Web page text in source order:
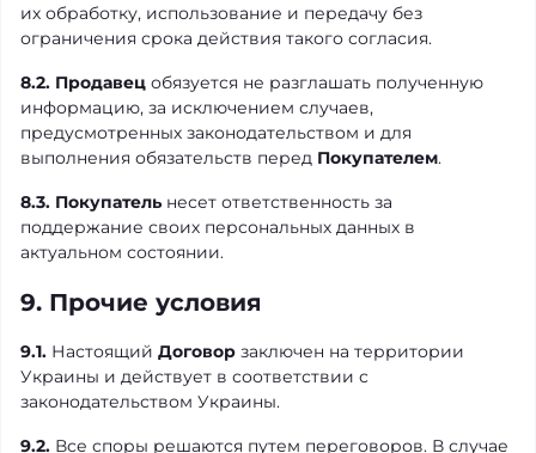
их обработку, использование и передачу без
ограничения срока действия такого согласия.
8.2. Продавец обязуется не разглашать полученную
информацию, за исключением случаев,
предусмотренных законодательством и для
выполнения обязательств перед Покупателем.
8.3. Покупательнесет ответственность за
поддержание своих персональных данных в
актуальном состоянии.
9. Прочие условия
9.1. Настоящий Договор заключен на территории
Украины и действует в соответствии с
законодательством Украины.
9.2. Все споры решаются путем переговоров. В случае